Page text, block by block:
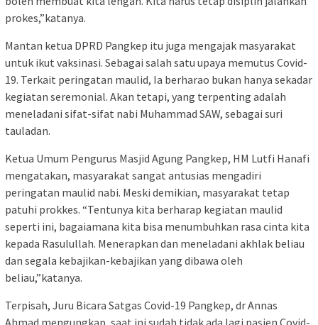
prokes,”katanya.
Mantan ketua DPRD Pangkep itu juga mengajak masyarakat
untuk ikut vaksinasi. Sebagai salah satu upaya memutus Covid-
19. Terkait peringatan maulid, Ia berharao bukan hanya sekadar
kegiatan seremonial. Akan tetapi, yang terpenting adalah
meneladani sifat-sifat nabi Muhammad SAW, sebagai suri
tauladan.
Ketua Umum Pengurus Masjid Agung Pangkep, HM Lutfi Hanafi
mengatakan, masyarakat sangat antusias mengadiri
peringatan maulid nabi. Meski demikian, masyarakat tetap
patuhi prokkes. “Tentunya kita berharap kegiatan maulid
seperti ini, bagaiamana kita bisa menumbuhkan rasa cinta kita
kepada Rasulullah. Menerapkan dan meneladani akhlak beliau
dan segala kebajikan-kebajikan yang dibawa oleh
beliau,”katanya.
Terpisah, Juru Bicara Satgas Covid-19 Pangkep, dr Annas
Ahmad mengungkap, saat ini sudah tidak ada lagi pasien Covid-